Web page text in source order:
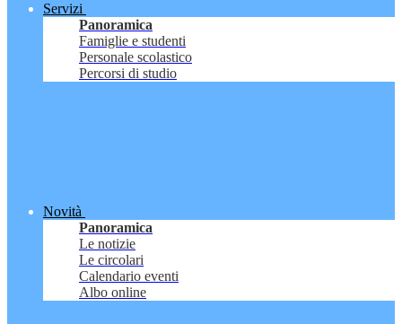
Servizi
Panoramica
Famiglie e studenti
Personale scolastico
Percorsi di studio
Novità
Panoramica
Le notizie
Le circolari
Calendario eventi
Albo online